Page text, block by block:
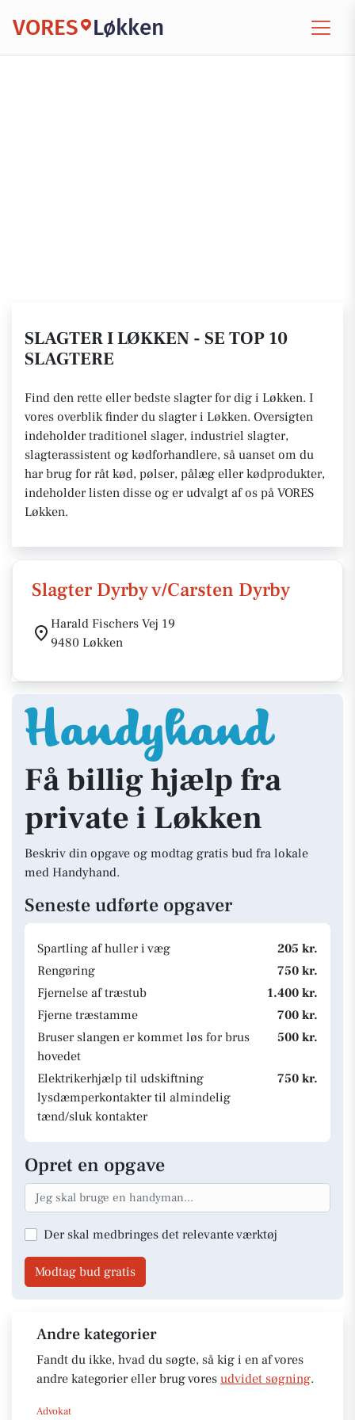
VORES Løkken
SLAGTER I LØKKEN - SE TOP 10
SLAGTERE
Find den rette eller bedste slagter for dig i Løkken. I
vores overblik finder du slagter i Løkken. Oversigten
indeholder traditionel slager, industriel slagter,
slagterassistent og kødforhandlere, så uanset om du
har brug for råt kød, pølser, pålæg eller kødprodukter,
indeholder listen disse og er udvalgt af os på VORES
Løkken.
Slagter Dyrby v/Carsten Dyrby
Harald Fischers Vej 19
9480 Løkken
Få billig hjælp fra
private i Løkken
Beskriv din opgave og modtag gratis bud fra lokale
med Handyhand.
Seneste udførte opgaver
Spartling af huller i væg
205 kr.
Rengøring
750 kr.
Fjernelse af træstub
1.400 kr.
Fjerne træstamme
700 kr.
Bruser slangen er kommet løs for brus
hovedet
500 kr.
Elektrikerhjælp til udskiftning
lysdæmperkontakter til almindelig
tænd/sluk kontakter
750 kr.
Opret en opgave
Der skal medbringes det relevante værktøj
Modtag bud gratis
Andre kategorier
Fandt du ikke, hvad du søgte, så kig i en af vores
andre kategorier eller brug vores udvidet søgning.
Advokat